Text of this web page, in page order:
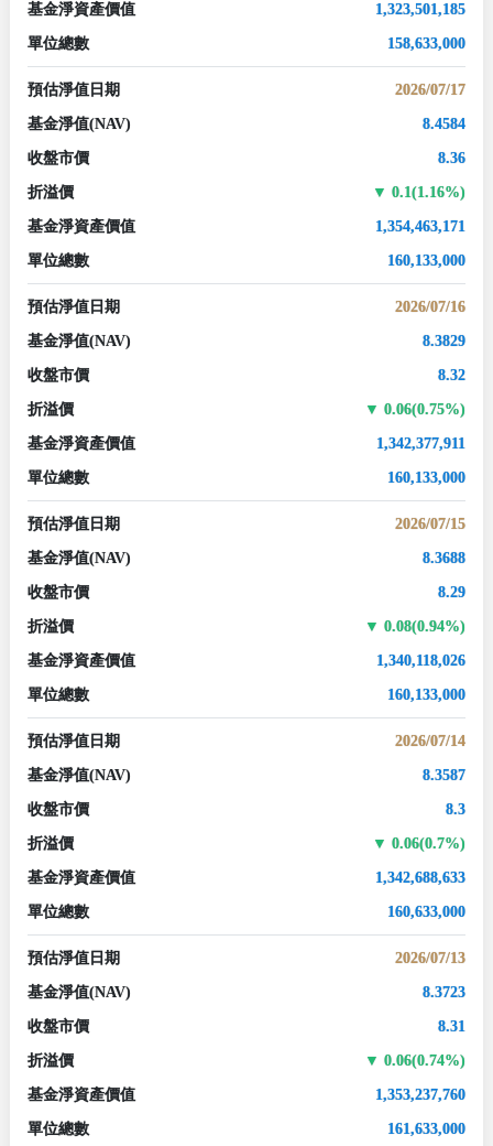
基金淨資產價值 1,323,501,185
單位總數 158,633,000
預估淨值日期 2026/07/17
基金淨值(NAV) 8.4584
收盤市價 8.36
折溢價 0.1(1.16%)
基金淨資產價值 1,354,463,171
單位總數 160,133,000
預估淨值日期 2026/07/16
基金淨值(NAV) 8.3829
收盤市價 8.32
折溢價 0.06(0.75%)
基金淨資產價值 1,342,377,911
單位總數 160,133,000
預估淨值日期 2026/07/15
基金淨值(NAV) 8.3688
收盤市價 8.29
折溢價 0.08(0.94%)
基金淨資產價值 1,340,118,026
單位總數 160,133,000
預估淨值日期 2026/07/14
基金淨值(NAV) 8.3587
收盤市價 8.3
折溢價 0.06(0.7%)
基金淨資產價值 1,342,688,633
單位總數 160,633,000
預估淨值日期 2026/07/13
基金淨值(NAV) 8.3723
收盤市價 8.31
折溢價 0.06(0.74%)
基金淨資產價值 1,353,237,760
單位總數 161,633,000